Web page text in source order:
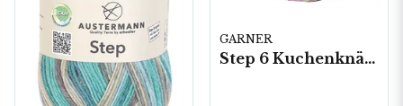
GARNER
Step 6 Kuchenknäuel 800, 5 nystan a150g/fp